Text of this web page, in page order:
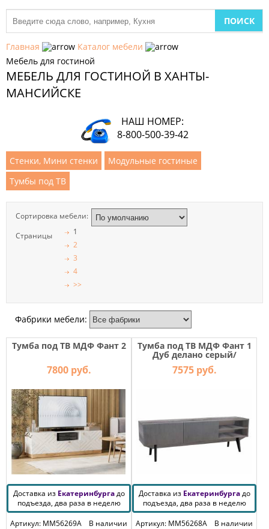
Главная
Каталог мебели
Мебель для гостиной
МЕБЕЛЬ ДЛЯ ГОСТИНОЙ В ХАНТЫ-
МАНСИЙСКЕ
НАШ НОМЕР:
8-800-500-39-42
Стенки, Мини стенки
Модульные гостиные
Тумбы под ТВ
Сортировка мебели:
Страницы
1
2
3
4
>>
Фабрики мебели:
Тумба под ТВ МДФ Фант 2
7800 руб.
Доставка из Екатеринбургадо
подъезда, два раза в неделю
Артикул: MM56269A
В наличии
Тумба под ТВ МДФ Фант 1
Дуб делано серый/
Сильвер Пэлас
7575 руб.
Доставка из Екатеринбургадо
подъезда, два раза в неделю
Артикул: MM56268A
В наличии
МЕБЕЛЬ
КУХНИ
ДЕТСКАЯ
МЕБЕЛЬ
ШКАФЫ
МЕБЕЛЬ
ДЛЯ
СПАЛЬНИ
ДЛЯ
КОМПЬЮТЕРНЫЕ
МАТРАСЫ
МЕБЕЛЬ
ДЛЯ
ВАННОЙ
МЕБЕЛЬ-
ТРАНСФОРМЕР
РАЗНАЯ
МЕБЕЛЬ